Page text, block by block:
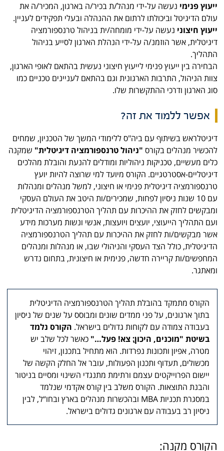
ייעוץ פנימי נעשה על-ידי מנהל/ת בכיר/ה בארגון, המכיר/ה את
עולם הדיגיטל וביכולתו לרתום את ההנהלה ובעלי תפקידים לעניין.
ייעוץ חיצוני נעשה על-ידי מומחה/ית בניהול טרנספורמציה
דיגיטלית, אשר הוזמנ/ה על-ידי הנהלת הארגון לסייע בניהול
התהליך.
הבחירה בין ייעוץ פנימי לייעוץ חיצוני נעשית בהתאם לאופי הארגון,
צוות הניהול, התרבות הארגונית וגם בהתאם לעניינים טכניים כמו
סוג הארגון ודרכי ההתקשרות שלו.
אפשר ללמוד את זה?
דיגיטלראש בשיתוף עם ביה"ס ללימודי המשך של הטכניון, שמחים
להכשיר מנהלים בקורס "ניהול טרנספורמציה דיגיטלית" שמקנה
כלים מעשיים, טכניקות ניהוליות ומודלים להנעת והובלת מהלכים
דיגיטליים-אסטרטגיים. הקורס מיועד למי שרוצה להיות יועץ
טרנספורמציה דיגיטלית פנימי או חיצוני, למשל מנהלים ומנהלות
עם 10 שנות ניסיון לפחות, שמכירים/ות היטב את העולם העסקי
ומבקשים לחזק את ההיכרות עם תהליך הטרנספורמציה הדיגיטלית
ועם התהליך הייעוצי, יועצים ויועצות, אנשי ונשות מערכות מידע
אשר מבקשים/ות לחזק את ההיכרות עם תהליך הטרנספורמציה
הדיגיטלית, כולל הצד העסקי והניהולי שבו, או מנהלות ומנהלים
המחפשים/ות קריירה חדשה, פנימית או חיצונית, בתחום נדרש
ומאתגר.
הקורס מתמקד בהובלת תהליך הטרנספורמציה הדיגיטלית
בתוך ארגונים, על פני ממדים שונים ומבוסס על שנים של ניסיון
בעבודה צמודה עם לקוחות גדולים בישראל. הקורס נלמד
בשיטת "מוכנים, היכון⁏ צא! פעל…" כאשר לכל שלב יש
מטרה, אפיון ותכונות נפרדות. הוא מתחיל בתכנון, זיהוי
מכשולים, תעדוף ותכנון הפעולות, עובר אל החלק הקשה של
יישום הפרוייקטים עצמם ורתימת מתנגדי השינוי ומסיים בניטור
והבנת התוצאות. הקורס משלב בין קורס אקדמי שנלמד
במסגרת תכניות MBA ובהכשרות מנהלים בארץ ובחו“ל, לבין
ניסיון רב בעבודה עם ארגונים גדולים בישראל.
הקורס מקנה: